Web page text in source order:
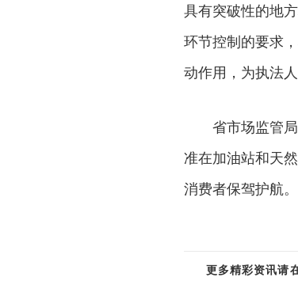
具有突破性的地
环节控制的要求
动作用，为执法
省市场监管
准在加油站和天
消费者保驾护航
更多精彩资讯请